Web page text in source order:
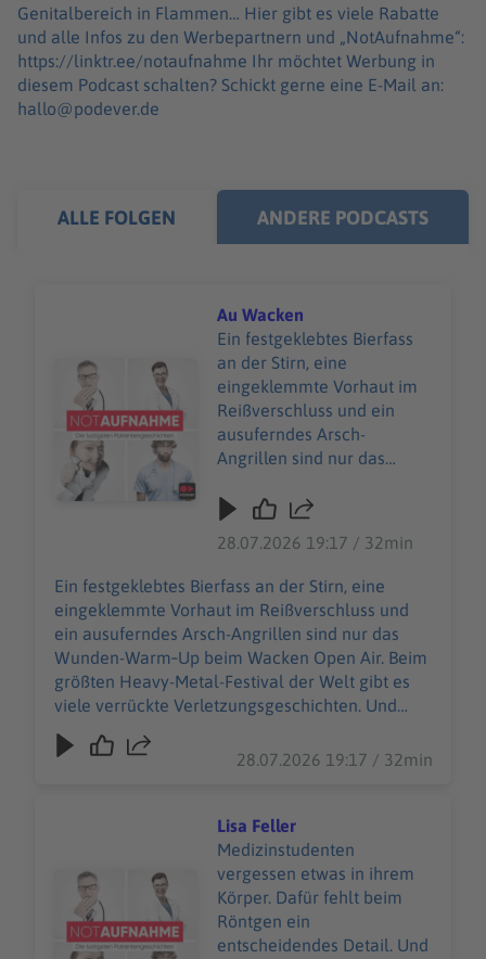
Genitalbereich in Flammen… Hier gibt es viele Rabatte
und alle Infos zu den Werbepartnern und „NotAufnahme“:
https://linktr.ee/notaufnahme Ihr möchtet Werbung in
diesem Podcast schalten? Schickt gerne eine E-Mail an:
hallo@podever.de
ALLE FOLGEN ANDERE PODCASTS
Audiotitel - Au Wacken
Au Wacken
Ein festgeklebtes Bierfass
an der Stirn, eine
eingeklemmte Vorhaut im
Reißverschluss und ein
ausuferndes Arsch-
Angrillen sind nur das
Wacken Open Air. Beim
Festival der Welt gibt es
viele verrückte
Verletzungsgeschichten.
Und Wiebke Düsberg
macht sich nicht vom
(berühmtesten) Acker,
sondern nimmt die
heilende Herausforderung
500 weiteren
Rescue Squads. 85.000
W:O:A-Fans sind in guten
Händen beim
24‑Stunden‑Sanitätsdienst.
Selbst im schrägsten
*Schlammassel* …
28.07.2026 19:17 / 32min
Ein festgeklebtes Bierfass an der Stirn, eine
eingeklemmte Vorhaut im Reißverschluss und
ein ausuferndes Arsch-Angrillen sind nur das
Wunden-Warm‑Up beim Wacken Open Air. Beim
größten Heavy-Metal-Festival der Welt gibt es
viele verrückte Verletzungsgeschichten. Und
Wiebke Düsberg macht sich nicht vom
(berühmtesten) Acker, sondern nimmt die
Rescue Squads. 85.000 W:O:A-Fans sind in guten
Händen beim 24‑Stunden‑Sanitätsdienst. Selbst
im schrägsten *Schlammassel* … WERBUNG
Hier gibt es viele Rabatte und alle Infos zu den
Werbepartnern und „NotAufnahme“:
https://linktr.ee/notaufnahme Ihr möchtet
28.07.2026 19:17 / 32min
Audiotitel - Lisa Feller
Lisa Feller
Medizinstudenten
vergessen etwas in ihrem
Körper. Dafür fehlt beim
Röntgen ein
entscheidendes Detail. Und